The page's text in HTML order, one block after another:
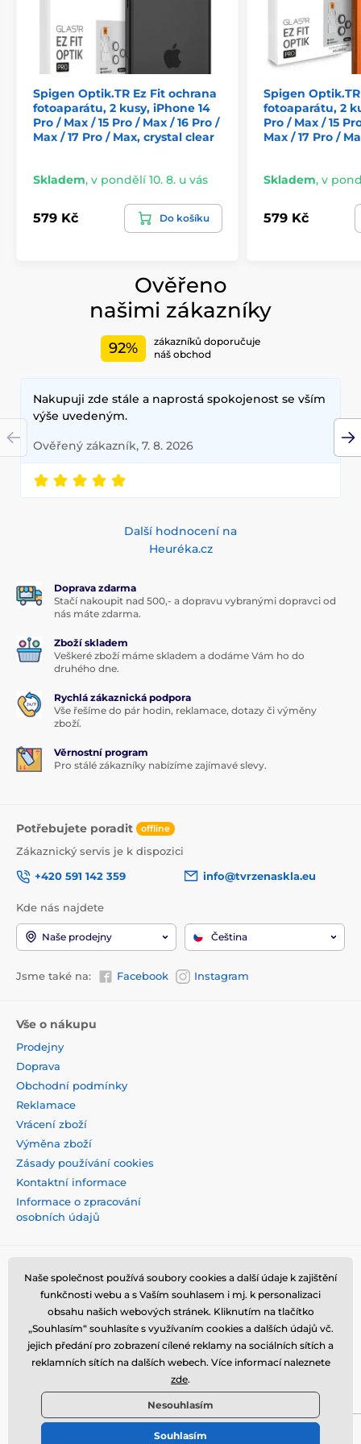
Spigen Optik.TR Ez Fit ochrana
fotoaparátu, 2 kusy, iPhone 14
Pro / Max / 15 Pro / Max / 16 Pro /
Max / 17 Pro / Max, crystal clear
Skladem, v pondělí 10. 8. u vás
579 Kč Do košíku
Spigen
fotoaparátu, 2
Pro / Max / 15
Max / 17 Pro /
Skladem, v
579 Kč
Ověřeno
našimi zákazníky
92%
zákazníků doporučuje
náš obchod
Nakupuji zde stále a naprostá spokojenost se vším
výše uvedeným.
Ověřený zákazník, 7. 8. 2026
Další hodnocení na
Heuréka.cz
Doprava zdarma
Stačí nakoupit nad 500,- a dopravu vybranými dopravci od
nás máte zdarma.
Zboží skladem
Veškeré zboží máme skladem a dodáme Vám ho do
druhého dne.
Rychlá zákaznická podpora
Vše řešíme do pár hodin, reklamace, dotazy či výměny
zboží.
Věrnostní program
Pro stálé zákazníky nabízíme zajímavé slevy.
Potřebujete poradit offline
Zákaznický servis je k dispozici
+420 591 142 359
info@tvrzenaskla.eu
Kde nás najdete
Naše prodejny Čeština
Jsme také na: Facebook Instagram
Vše o nákupu
Prodejny
Doprava
Obchodní podmínky
Reklamace
Vrácení zboží
Výměna zboží
Zásady používání cookies
Kontaktní informace
Informace o zpracování
osobních údajů
© 2026 tvrzenaskla.eu ⦁ E-shop vytvořila
Naše společnost používá soubory cookies a další údaje k zajištění
funkčnosti webu a s Vaším souhlasem i mj. k personalizaci
obsahu našich webových stránek. Kliknutím na tlačítko
„Souhlasím“ souhlasíte s využívaním cookies a dalších údajů vč.
jejich předání pro zobrazení cílené reklamy na sociálních sítích a
reklamních sítích na dalších webech. Více informací naleznete
zde.
Nesouhlasím
Souhlasím